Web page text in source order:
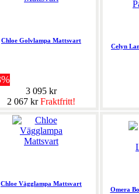
Chloe Golvlampa Mattsvart
3 095 kr
2 067 krFraktfritt!
Celyn
Chloe Vägglampa Mattsvart
Omera